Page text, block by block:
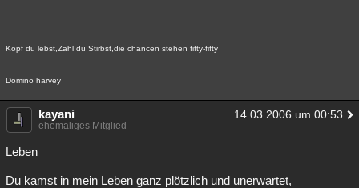
Kopf du lebst,Zahl du Stirbst,die chancen stehen fifty-fifty
Domino harvey
kayani 14.03.2006 um 00:53
ehemaliges Mitglied
Leben
Du kamst in mein Leben ganz plötzlich und unerwartet,